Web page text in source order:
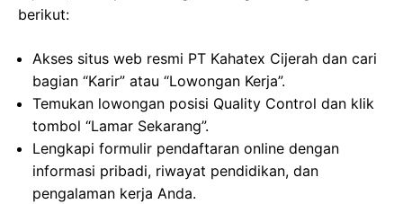
berikut:
Akses situs web resmi PT Kahatex Cijerah dan cari
bagian “Karir” atau “Lowongan Kerja”.
Temukan lowongan posisi Quality Control dan klik
tombol “Lamar Sekarang”.
Lengkapi formulir pendaftaran online dengan
informasi pribadi, riwayat pendidikan, dan
pengalaman kerja Anda.